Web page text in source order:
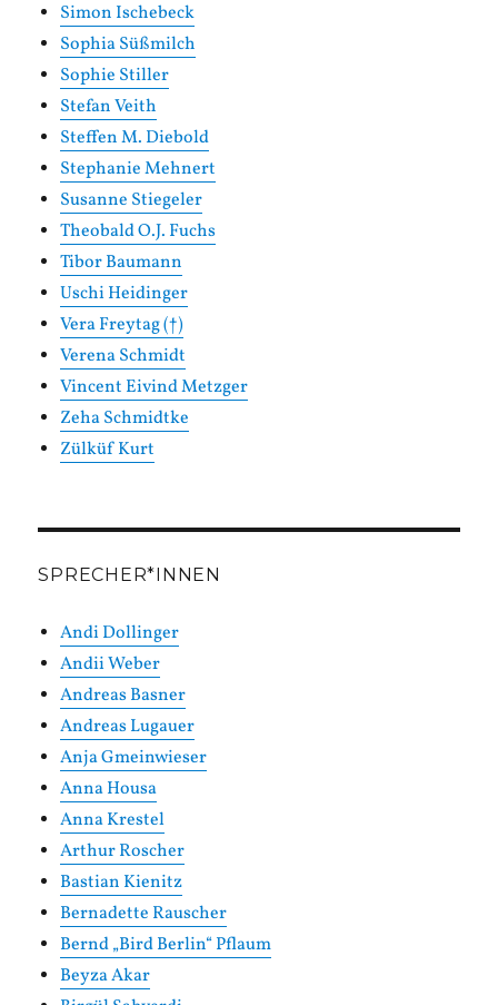
Simon Ischebeck
Sophia Süßmilch
Sophie Stiller
Stefan Veith
Steffen M. Diebold
Stephanie Mehnert
Susanne Stiegeler
Theobald O.J. Fuchs
Tibor Baumann
Uschi Heidinger
Vera Freytag (†)
Verena Schmidt
Vincent Eivind Metzger
Zeha Schmidtke
Zülküf Kurt
SPRECHER*INNEN
Andi Dollinger
Andii Weber
Andreas Basner
Andreas Lugauer
Anja Gmeinwieser
Anna Housa
Anna Krestel
Arthur Roscher
Bastian Kienitz
Bernadette Rauscher
Bernd „Bird Berlin“ Pflaum
Beyza Akar